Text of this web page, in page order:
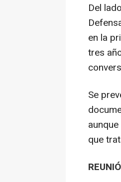
Del
en la
tres
Se
que